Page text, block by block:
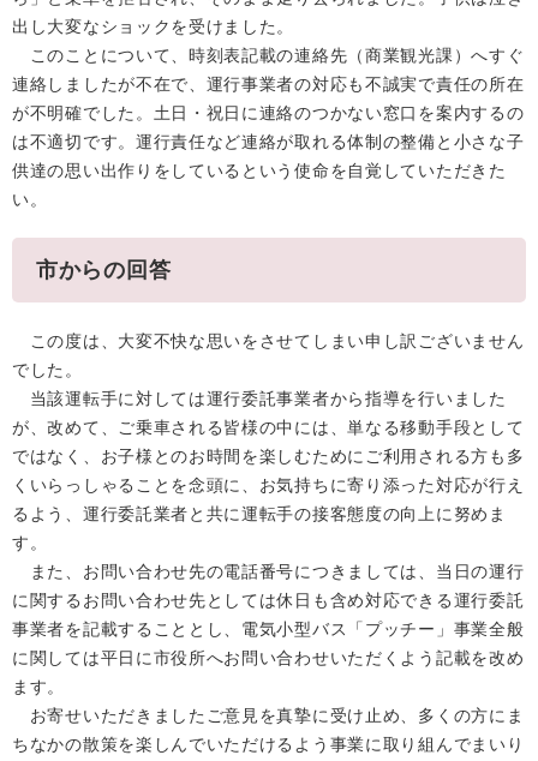
出し大変なショックを受けました。
このことについて、時刻表記載の連絡先（商業観光課）へすぐ
連絡しましたが不在で、運行事業者の対応も不誠実で責任の所在
が不明確でした。土日・祝日に連絡のつかない窓口を案内するの
は不適切です。運行責任など連絡が取れる体制の整備と小さな子
供達の思い出作りをしているという使命を自覚していただきた
い。
市からの回答
この度は、大変不快な思いをさせてしまい申し訳ございません
でした。
当該運転手に対しては運行委託事業者から指導を行いました
が、改めて、ご乗車される皆様の中には、単なる移動手段として
ではなく、お子様とのお時間を楽しむためにご利用される方も多
くいらっしゃることを念頭に、お気持ちに寄り添った対応が行え
るよう、運行委託業者と共に運転手の接客態度の向上に努めま
す。
また、お問い合わせ先の電話番号につきましては、当日の運行
に関するお問い合わせ先としては休日も含め対応できる運行委託
事業者を記載することとし、電気小型バス「プッチー」事業全般
に関しては平日に市役所へお問い合わせいただくよう記載を改め
ます。
お寄せいただきましたご意見を真摯に受け止め、多くの方にま
ちなかの散策を楽しんでいただけるよう事業に取り組んでまいり